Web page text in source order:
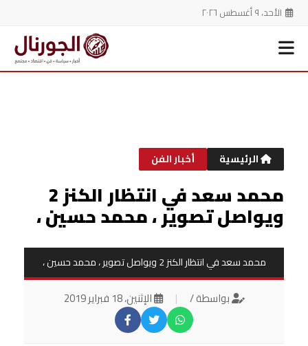
الأحد، ٩ أغسطس ٢٠٢٦
الرئيسية أخبار الفن
محمد سعد في انتظار الكنز 2
ويواصل تصوير ، محمد حسين ،
محمد سعد في انتظار الكنز 2 ويواصل تصوير ، محمد حسين ،
بواسطة / | الإثنين، 18 فبراير 2019